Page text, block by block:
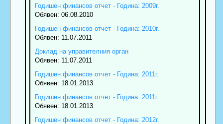
Годишен финансов отчет - Година: 2009г.
Обявен: 06.08.2010
Годишен финансов отчет - Година: 2010г.
Обявен: 11.07.2011
Доклад на управителния орган
Обявен: 11.07.2011
Годишен финансов отчет - Година: 2011г.
Обявен: 18.01.2013
Годишен финансов отчет - Година: 2011г.
Обявен: 18.01.2013
Годишен финансов отчет - Година: 2012г.